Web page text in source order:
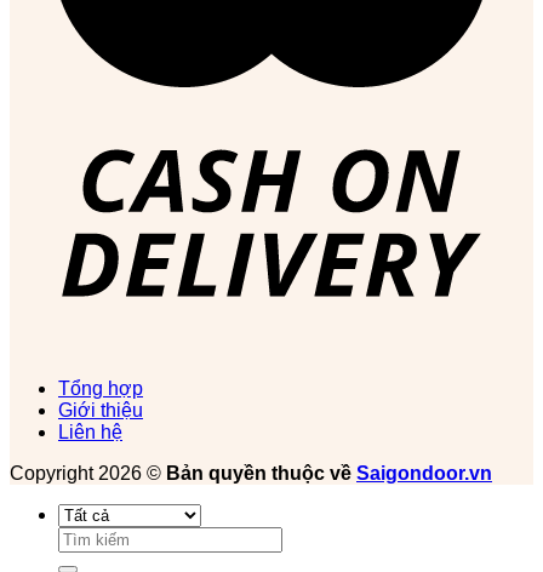
Tổng hợp
Giới thiệu
Liên hệ
Copyright 2026 © Bản quyền thuộc về Saigondoor.vn
Tìm
kiếm: